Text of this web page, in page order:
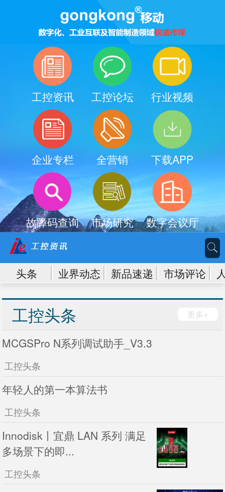
工控资讯 工控论坛 行业视频
企业专栏 全营销 下载APP
故障码查询 市场研究 数字会议厅
头条 业界动态 新品速递 市场评论
更多+
工控头条
MCGSPro N系列调试助手_V3.3
工控头条
年轻人的第一本算法书
工控头条
Innodisk丨宜鼎 LAN 系列 满足
多场景下的即...
工控头条